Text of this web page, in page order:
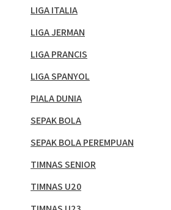
LIGA ITALIA
LIGA JERMAN
LIGA PRANCIS
LIGA SPANYOL
PIALA DUNIA
SEPAK BOLA
SEPAK BOLA PEREMPUAN
TIMNAS SENIOR
TIMNAS U20